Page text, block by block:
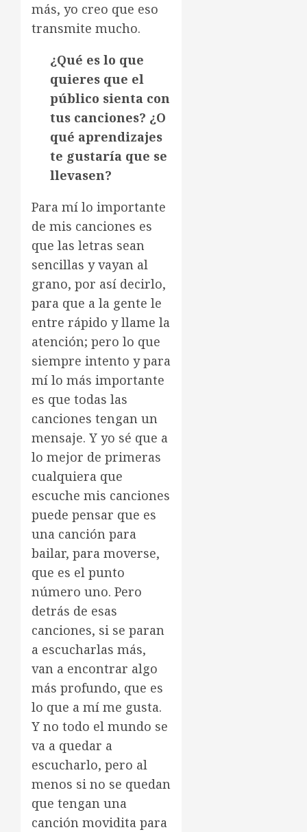
más, yo creo que eso
transmite mucho.
¿Qué es lo que
quieres que el
público sienta con
tus canciones? ¿O
qué aprendizajes
te gustaría que se
llevasen?
Para mí lo importante
de mis canciones es
que las letras sean
sencillas y vayan al
grano, por así decirlo,
para que a la gente le
entre rápido y llame la
atención; pero lo que
siempre intento y para
mí lo más importante
es que todas las
canciones tengan un
mensaje. Y yo sé que a
lo mejor de primeras
cualquiera que
escuche mis canciones
puede pensar que es
una canción para
bailar, para moverse,
que es el punto
número uno. Pero
detrás de esas
canciones, si se paran
a escucharlas más,
van a encontrar algo
más profundo, que es
lo que a mí me gusta.
Y no todo el mundo se
va a quedar a
escucharlo, pero al
menos si no se quedan
que tengan una
canción movidita para